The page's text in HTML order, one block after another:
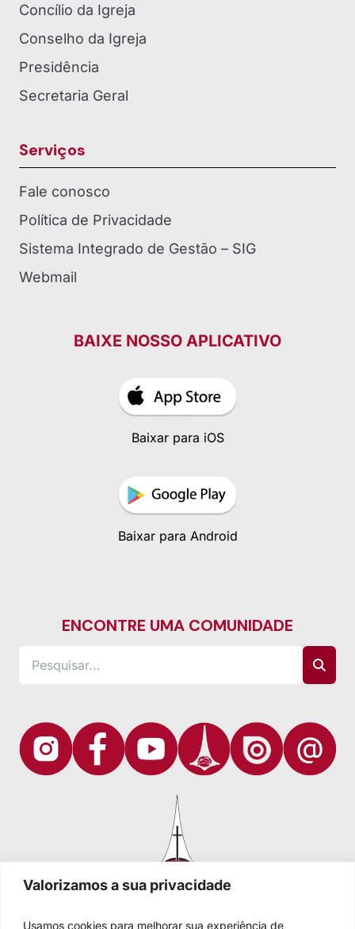
Valorizamos a sua privacidade
Usamos cookies para melhorar sua experiência de
Concílio da Igreja
Conselho da Igreja
Presidência
Secretaria Geral
Serviços
Fale conosco
Política de Privacidade
Sistema Integrado de Gestão – SIG
Webmail
BAIXE NOSSO APLICATIVO
Baixar para iOS
Baixar para Android
ENCONTRE UMA COMUNIDADE